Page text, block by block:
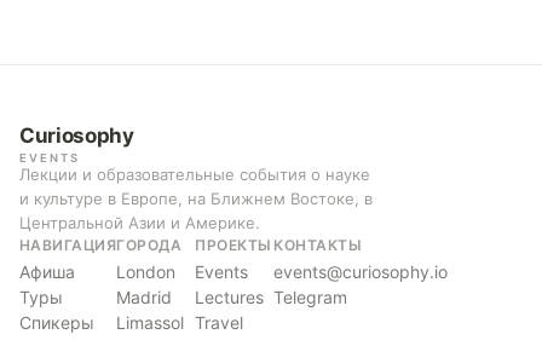
Curiosophy
EVENTS
Лекции и образовательные события о науке
и культуре в Европе, на Ближнем Востоке, в
Центральной Азии и Америке.
НАВИГАЦИЯ
Афиша
Туры
Спикеры
ГОРОДА
London
Madrid
Limassol
ПРОЕКТЫ
Events
Lectures
Travel
КОНТАКТЫ
events@curiosophy.io
Telegram